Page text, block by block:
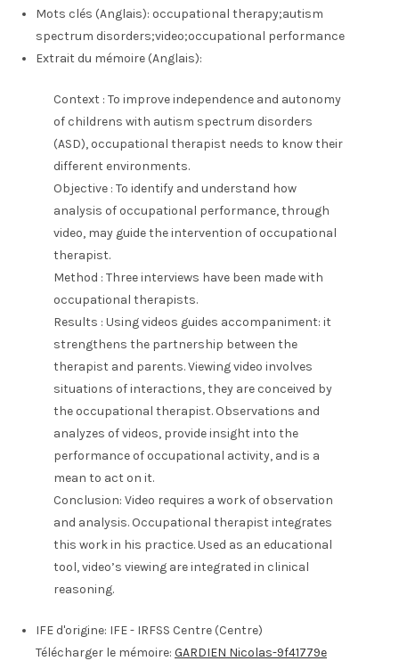
Mots clés (Anglais): occupational therapy;autism
spectrum disorders;video;occupational performance
Extrait du mémoire (Anglais):
Context : To improve independence and autonomy
of childrens with autism spectrum disorders
(ASD), occupational therapist needs to know their
different environments.
Objective : To identify and understand how
analysis of occupational performance, through
video, may guide the intervention of occupational
therapist.
Method : Three interviews have been made with
occupational therapists.
Results : Using videos guides accompaniment: it
strengthens the partnership between the
therapist and parents. Viewing video involves
situations of interactions, they are conceived by
the occupational therapist. Observations and
analyzes of videos, provide insight into the
performance of occupational activity, and is a
mean to act on it.
Conclusion: Video requires a work of observation
and analysis. Occupational therapist integrates
this work in his practice. Used as an educational
tool, video’s viewing are integrated in clinical
reasoning.
IFE d'origine: IFE - IRFSS Centre (Centre)
Télécharger le mémoire: GARDIEN Nicolas-9f41779e